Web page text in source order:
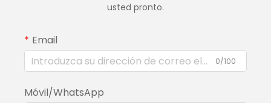
usted pronto.
Email
0/100
Móvil/WhatsApp